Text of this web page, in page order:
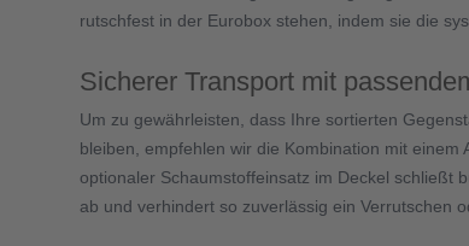
rutschfest in der Eurobox stehen, indem sie die
Sicherer Transport mit
Um zu gewährleisten, dass Ihre sortierten
bleiben, empfehlen wir die Kombination mit einem
optionaler Schaumstoffeinsatz im Deckel schließt
ab und verhindert so zuverlässig ein Verrutschen